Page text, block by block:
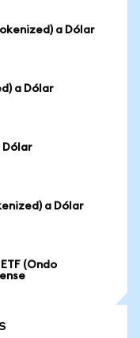
a Dólar
a Dólar
Dólar
a Dólar
(Ondo